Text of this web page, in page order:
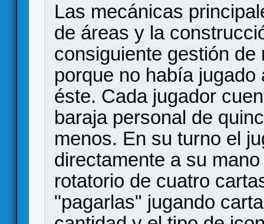
Las mecánicas
de áreas y la
consiguiente gestión
porque no había
éste. Cada jugador
baraja personal de
menos. En su turno el
directamente a su
rotatorio de cuatro
"pagarlas" jugando